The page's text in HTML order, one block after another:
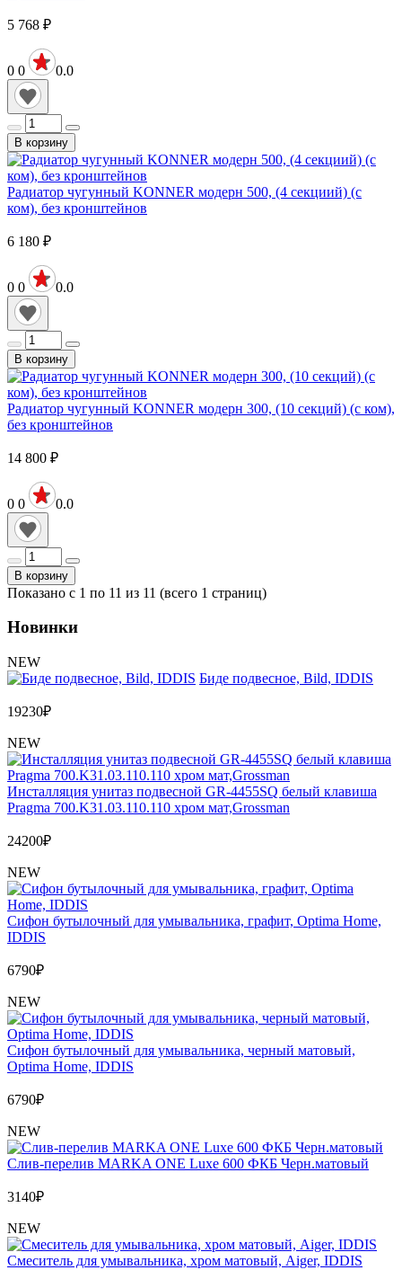
5 768 ₽
0 0 0.0
В корзину
Радиатор чугунный KONNER модерн 500, (4 секциий) (с
ком), без кронштейнов
6 180 ₽
0 0 0.0
В корзину
Радиатор чугунный KONNER модерн 300, (10 секций) (с ком),
без кронштейнов
14 800 ₽
0 0 0.0
В корзину
Показано с 1 по 11 из 11 (всего 1 страниц)
Новинки
NEW
Биде подвесное, Bild, IDDIS
19230₽
NEW
Инсталляция унитаз подвесной GR-4455SQ белый клавиша
Pragma 700.K31.03.110.110 хром мат,Grossman
24200₽
NEW
Сифон бутылочный для умывальника, графит, Optima Home,
IDDIS
6790₽
NEW
Сифон бутылочный для умывальника, черный матовый,
Optima Home, IDDIS
6790₽
NEW
Слив-перелив MARKA ONE Luxe 600 ФКБ Черн.матовый
3140₽
NEW
Cмеситель для умывальника, хром матовый, Aiger, IDDIS